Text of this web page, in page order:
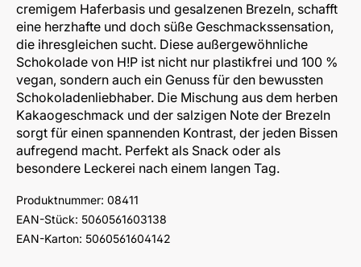
cremigem Haferbasis und gesalzenen Brezeln, schafft
eine herzhafte und doch süße Geschmackssensation,
die ihresgleichen sucht. Diese außergewöhnliche
Schokolade von H!P ist nicht nur plastikfrei und 100 %
vegan, sondern auch ein Genuss für den bewussten
Schokoladenliebhaber. Die Mischung aus dem herben
Kakaogeschmack und der salzigen Note der Brezeln
sorgt für einen spannenden Kontrast, der jeden Bissen
aufregend macht. Perfekt als Snack oder als
besondere Leckerei nach einem langen Tag.
Produktnummer: 08411
EAN-Stück: 5060561603138
EAN-Karton: 5060561604142